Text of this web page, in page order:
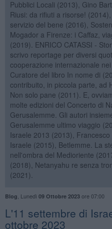
Pubblici Locali (2013), Gino
Riusi: da rifiuti a risorse!
servizio del bene (2016),
Mogador a Firenze: i Caffaz,
(2019). ENRICO CATASSI -
scrivo reportage per diversi
cooperazione internazionale
Curatore del libro In nome di
contribuito, in piccola parte, ad
Non solo pane (2011). E,
molte edizioni del Concerto di
Gerusalemme. Gli autori
Gerusalemme ultimo viaggio
Israele 2013 (2013),
Israele (2015), Betlemme. La
nell'ombra del Medioriente
(2018), Netanyahu re senza
(2021).
Blog Lunedì 09 Ottobre 2023ore 07:00
L'11 settembre di
ottobre 2023